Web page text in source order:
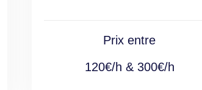
Prix entre
120€/h & 300€/h